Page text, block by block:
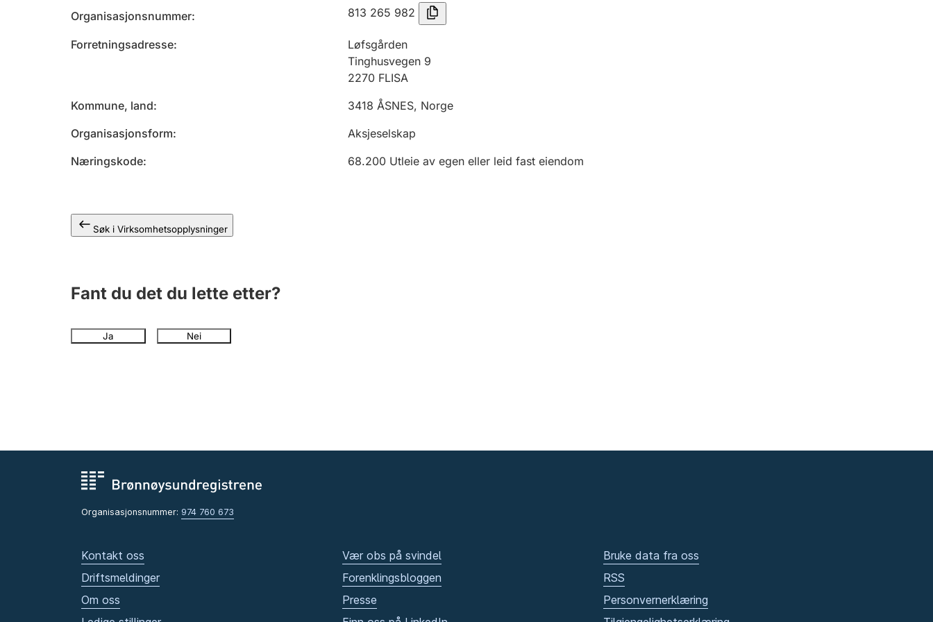
Organisasjonsnummer 813 265 982
Forretningsadresse
Løfsgården
Tinghusvegen 9
2270 FLISA
Kommune, land
3418 ÅSNES, Norge
Organisasjonsform
Aksjeselskap
Næringskode
68.200 Utleie av egen eller leid fast eiendom
Søk i Virksomhetsopplysninger
Fant du det du lette etter?
Ja Nei
Organisasjonsnummer: 974 760 673
Kontakt oss
Driftsmeldinger
Om oss
Vær obs på svindel
Forenklingsbloggen
Presse
Bruke data fra oss
RSS
Personvernerklæring